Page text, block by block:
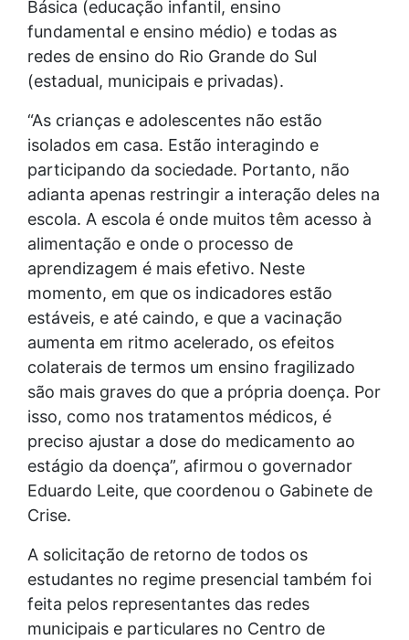
Básica (educação infantil, ensino
fundamental e ensino médio) e todas as
redes de ensino do Rio Grande do Sul
(estadual, municipais e privadas).
“As crianças e adolescentes não estão
isolados em casa. Estão interagindo e
participando da sociedade. Portanto, não
adianta apenas restringir a interação deles na
escola. A escola é onde muitos têm acesso à
alimentação e onde o processo de
aprendizagem é mais efetivo. Neste
momento, em que os indicadores estão
estáveis, e até caindo, e que a vacinação
aumenta em ritmo acelerado, os efeitos
colaterais de termos um ensino fragilizado
são mais graves do que a própria doença. Por
isso, como nos tratamentos médicos, é
preciso ajustar a dose do medicamento ao
estágio da doença”, afirmou o governador
Eduardo Leite, que coordenou o Gabinete de
Crise.
A solicitação de retorno de todos os
estudantes no regime presencial também foi
feita pelos representantes das redes
municipais e particulares no Centro de